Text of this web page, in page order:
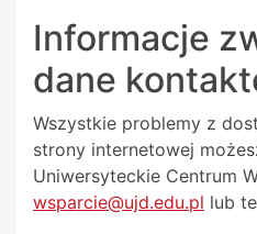
Informacje
dane
Wszystkie problemy z
strony internetowej
Uniwersyteckie Centrum
wsparcie@ujd.edu.pl lub